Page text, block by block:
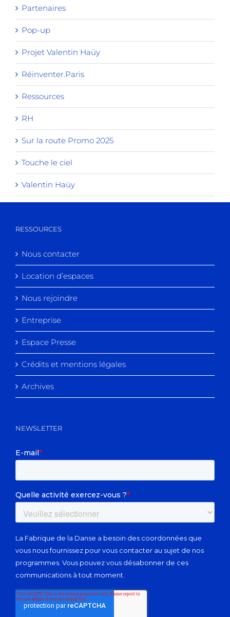
Partenaires
Pop-up
Projet Valentin Haüy
Réinventer.Paris
Ressources
RH
Sur la route Promo 2025
Touche le ciel
Valentin Haüy
RESSOURCES
Nous contacter
Location d’espaces
Nous rejoindre
Entreprise
Espace Presse
Crédits et mentions légales
Archives
NEWSLETTER